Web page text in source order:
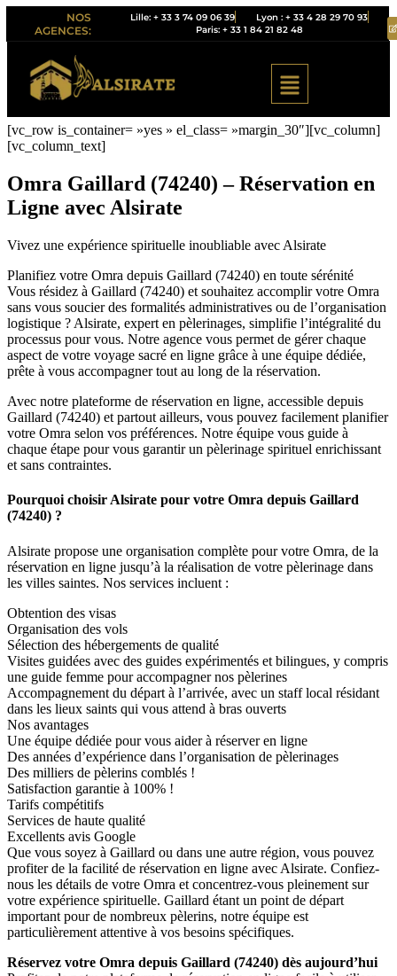
NOS
AGENCES:
Lille: + 33 3 74 09 06 39
Lyon : + 33 4 28 29 70 93
Paris: + 33 1 84 21 82 48
[vc_row is_container= »yes » el_class= »margin_30″][vc_column]
[vc_column_text]
Omra Gaillard (74240) – Réservation en
Ligne avec Alsirate
Vivez une expérience spirituelle inoubliable avec Alsirate
Planifiez votre Omra depuis Gaillard (74240) en toute sérénité
Vous résidez à Gaillard (74240) et souhaitez accomplir votre Omra
sans vous soucier des formalités administratives ou de l’organisation
logistique ? Alsirate, expert en pèlerinages, simplifie l’intégralité du
processus pour vous. Notre agence vous permet de gérer chaque
aspect de votre voyage sacré en ligne grâce à une équipe dédiée,
prête à vous accompagner tout au long de la réservation.
Avec notre plateforme de réservation en ligne, accessible depuis
Gaillard (74240) et partout ailleurs, vous pouvez facilement planifier
votre Omra selon vos préférences. Notre équipe vous guide à
chaque étape pour vous garantir un pèlerinage spirituel enrichissant
et sans contraintes.
Pourquoi choisir Alsirate pour votre Omra depuis Gaillard
(74240) ?
Alsirate propose une organisation complète pour votre Omra, de la
réservation en ligne jusqu’à la réalisation de votre pèlerinage dans
les villes saintes. Nos services incluent :
Obtention des visas
Organisation des vols
Sélection des hébergements de qualité
Visites guidées avec des guides expérimentés et bilingues, y compris
une guide femme pour accompagner nos pèlerines
Accompagnement du départ à l’arrivée, avec un staff local résidant
dans les lieux saints qui vous attend à bras ouverts
Nos avantages
Une équipe dédiée pour vous aider à réserver en ligne
Des années d’expérience dans l’organisation de pèlerinages
Des milliers de pèlerins comblés !
Satisfaction garantie à 100% !
Tarifs compétitifs
Services de haute qualité
Excellents avis Google
Que vous soyez à Gaillard ou dans une autre région, vous pouvez
profiter de la facilité de réservation en ligne avec Alsirate. Confiez-
nous les détails de votre Omra et concentrez-vous pleinement sur
votre expérience spirituelle. Gaillard étant un point de départ
important pour de nombreux pèlerins, notre équipe est
particulièrement attentive à vos besoins spécifiques.
Réservez votre Omra depuis Gaillard (74240) dès aujourd’hui